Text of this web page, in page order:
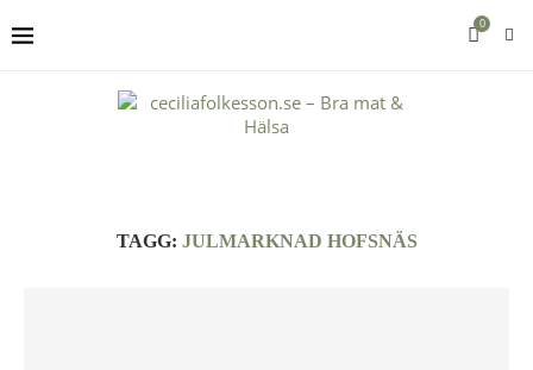
0
TAGG: JULMARKNAD HOFSNÄS